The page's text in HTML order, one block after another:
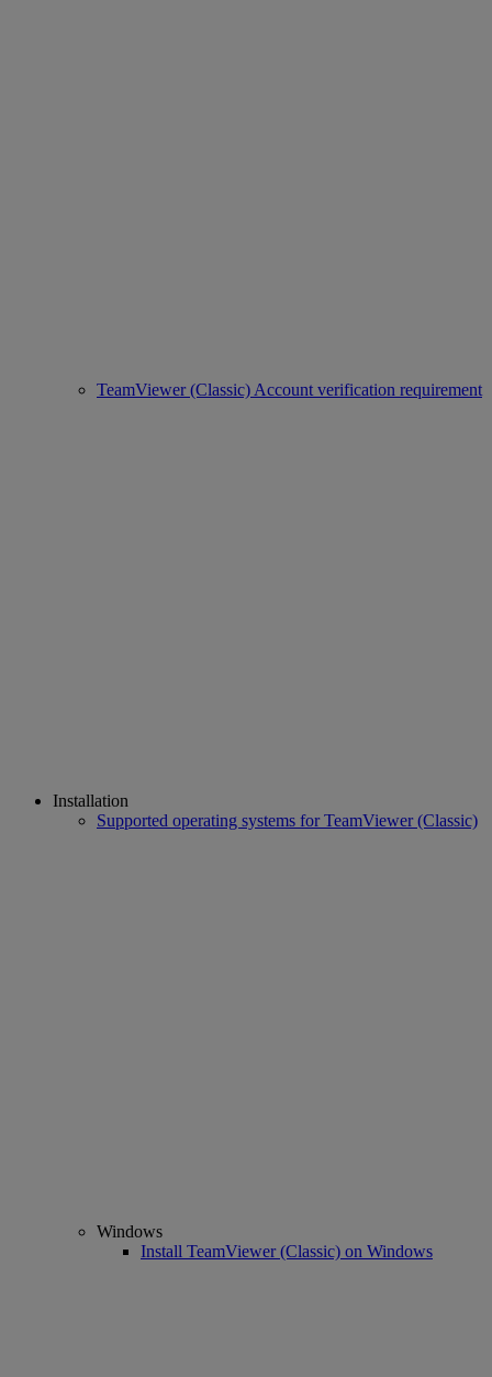
TeamViewer (Classic) Account verification requirement
Installation
Supported operating systems for TeamViewer (Classic)
Windows
Install TeamViewer (Classic) on Windows